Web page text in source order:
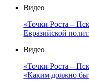
Видео
«Точки Роста –
Евразийской
Видео
«Точки Роста –
«Каким должно